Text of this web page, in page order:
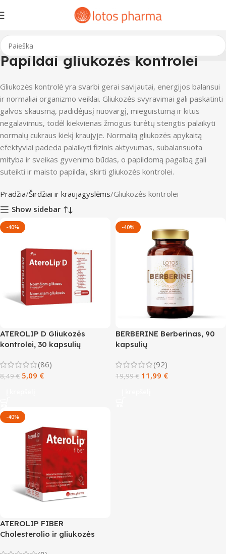
Papildai gliukozės kontrolei
Gliukozės kontrolė yra svarbi gerai savijautai, energijos balansui
ir normaliai organizmo veiklai. Gliukozės svyravimai gali paskatinti
galvos skausmą, padidėjusį nuovargį, mieguistumą ir kitus
negalavimus, todėl kiekvienas žmogus turėtų stengtis palaikyti
normalų cukraus kiekį kraujyje. Normalią gliukozės apykaitą
efektyviai padeda palaikyti fizinis aktyvumas, subalansuota
mityba ir sveikas gyvenimo būdas, o papildomą pagalbą gali
suteikti ir maisto papildai, skirti gliukozės kontrolei.
Pradžia Širdžiai ir kraujagyslėms Gliukozės kontrolei
Show sidebar
-40%
ATEROLIP D Gliukozės
kontrolei, 30 kapsulių
(86)
8,49€ 5,09 €
-40%
BERBERINE Berberinas, 90
kapsulių
(92)
19,99€ 11,99 €
-40%
ATEROLIP FIBER
Cholesterolio ir gliukozės